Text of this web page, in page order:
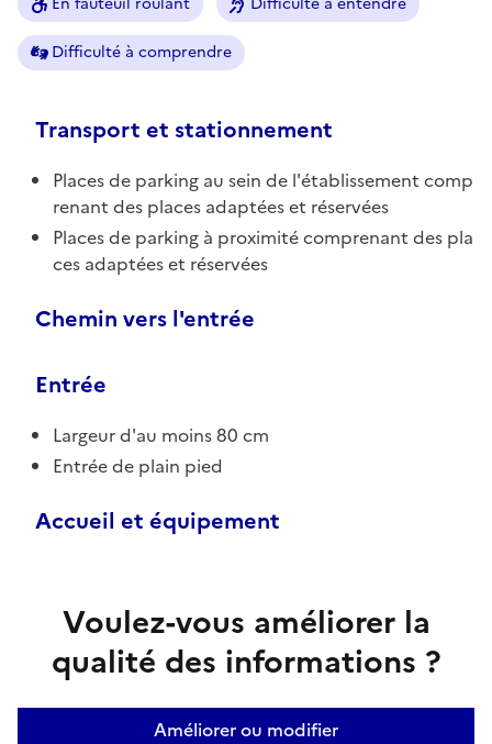
Difficulté à comprendre
Transport et stationnement
Places de parking au sein de l'établissement comp
renant des places adaptées et réservées
Places de parking à proximité comprenant des pla
ces adaptées et réservées
Chemin vers l'entrée
Entrée
Largeur d'au moins 80 cm
Entrée de plain pied
Accueil et équipement
Voulez-vous améliorer la
qualité des informations ?
Améliorer ou modifier